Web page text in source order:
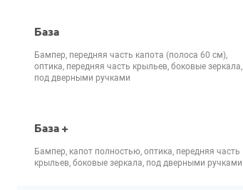
База
бампер, передняя часть капота (полоса 60 см),
оптика, передняя часть крыльев, боковые зеркала,
под дверными ручками
База +
бампер, капот полностью, оптика, передняя часть
крыльев, боковые зеркала, под дверными ручками